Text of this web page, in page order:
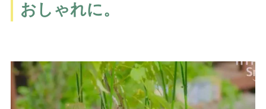
おしゃれに。